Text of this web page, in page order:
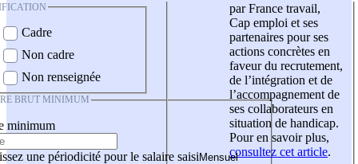
Cadre
Non cadre
Non renseignée
BRUT MINIMUM
minimum
une périodicité pour le salaire saisi
par France travail,
Cap emploi et ses
partenaires pour ses
actions concrètes en
faveur du recrutement,
de l’intégration et de
l’accompagnement de
ses collaborateurs en
situation de handicap.
Pour en savoir plus,
consultez cet article.